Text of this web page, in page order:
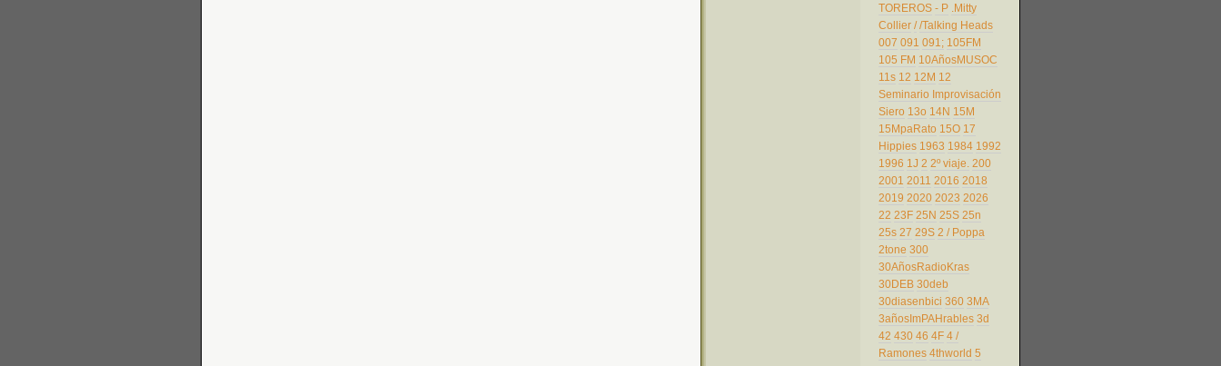
TOREROS - P .Mitty
Collier / /Talking Heads
007 091 091; 105FM
105 FM 10AñosMUSOC
11s 12 12M 12
Seminario Improvisación
Siero 13o 14N 15M
15MpaRato 15O 17
Hippies 1963 1984 1992
1996 1J 2 2º viaje. 200
2001 2011 2016 2018
2019 2020 2023 2026
22 23F 25N 25S 25n
25s 27 29S 2 / Poppa
2tone 300
30AñosRadioKras
30DEB 30deb
30diasenbici 360 3MA
3añosImPAHrables 3d
42 430 46 4F 4 /
Ramones 4thworld 5